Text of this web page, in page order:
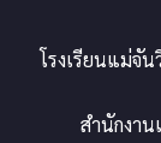
โรงเรียนแม่จั
สำนักงา